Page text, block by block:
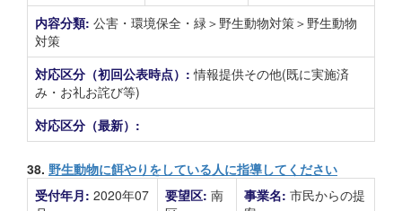
内容分類: 公害・環境保全・緑＞野生動物対策＞野生動物
対策
対応区分（初回公表時点）:情報提供その他(既に実施済
み・お礼お詫び等)
対応区分（最新）:
38. 野生動物に餌やりをしている人に指導してください
受付年月: 2020年07
要望区: 南
事業名: 市民からの提